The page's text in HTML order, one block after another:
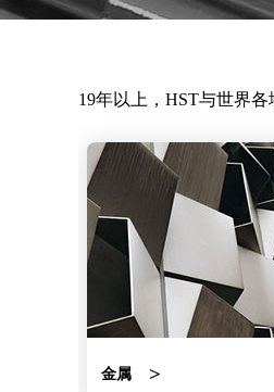
19年以上，HST与世界
金属